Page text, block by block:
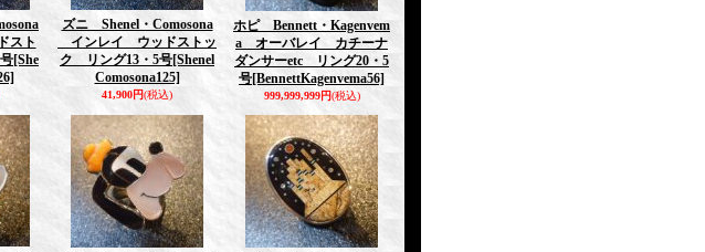
スト
[She
ズニ Shenel・Comosona
インレイ ウッドストッ
ク リング13・5号[Shenel
Comosona125]
41,900円(税込)
ホピ Bennett・Kagenvem
a オーバレイ カチーナ
ダンサーetc リング20・5
号[BennettKagenvema56]
999,999,999円(税込)